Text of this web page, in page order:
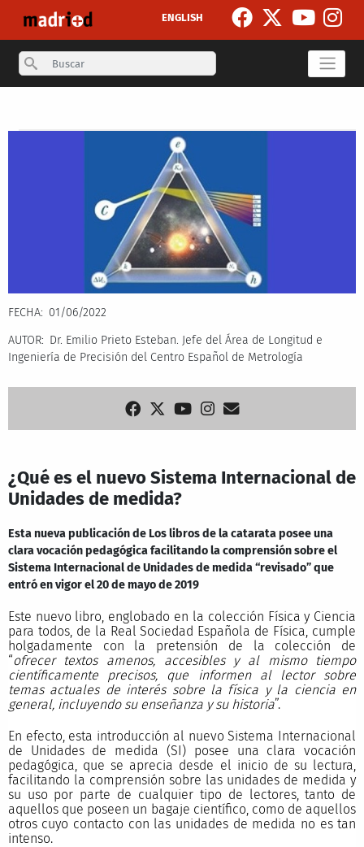
ENGLISH
Search
FECHA
01/06/2022
AUTOR
Dr. Emilio Prieto Esteban. Jefe del Área de Longitud e
Ingeniería de Precisión del Centro Español de Metrología
¿Qué es el nuevo Sistema Internacional de
Unidades de medida?
Esta nueva publicación de Los libros de la catarata posee una
clara vocación pedagógica facilitando la comprensión sobre el
Sistema Internacional de Unidades de medida “revisado” que
entró en vigor el 20 de mayo de 2019
Este nuevo libro, englobado en la colección Física y Ciencia
para todos, de la Real Sociedad Española de Física, cumple
holgadamente con la pretensión de la colección de
“ofrecer textos amenos, accesibles y al mismo tiempo
científicamente precisos, que informen al lector sobre
temas actuales de interés sobre la física y la ciencia en
general, incluyendo su enseñanza y su historia”.
En efecto, esta introducción al nuevo Sistema Internacional
de Unidades de medida (SI) posee una clara vocación
pedagógica, que se aprecia desde el inicio de su lectura,
facilitando la comprensión sobre las unidades de medida y
su uso por parte de cualquier tipo de lectores, tanto de
aquellos que poseen un bagaje científico, como de aquellos
otros cuyo contacto con las unidades de medida no es tan
intenso.